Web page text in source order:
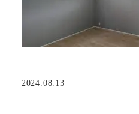
2024.08.13